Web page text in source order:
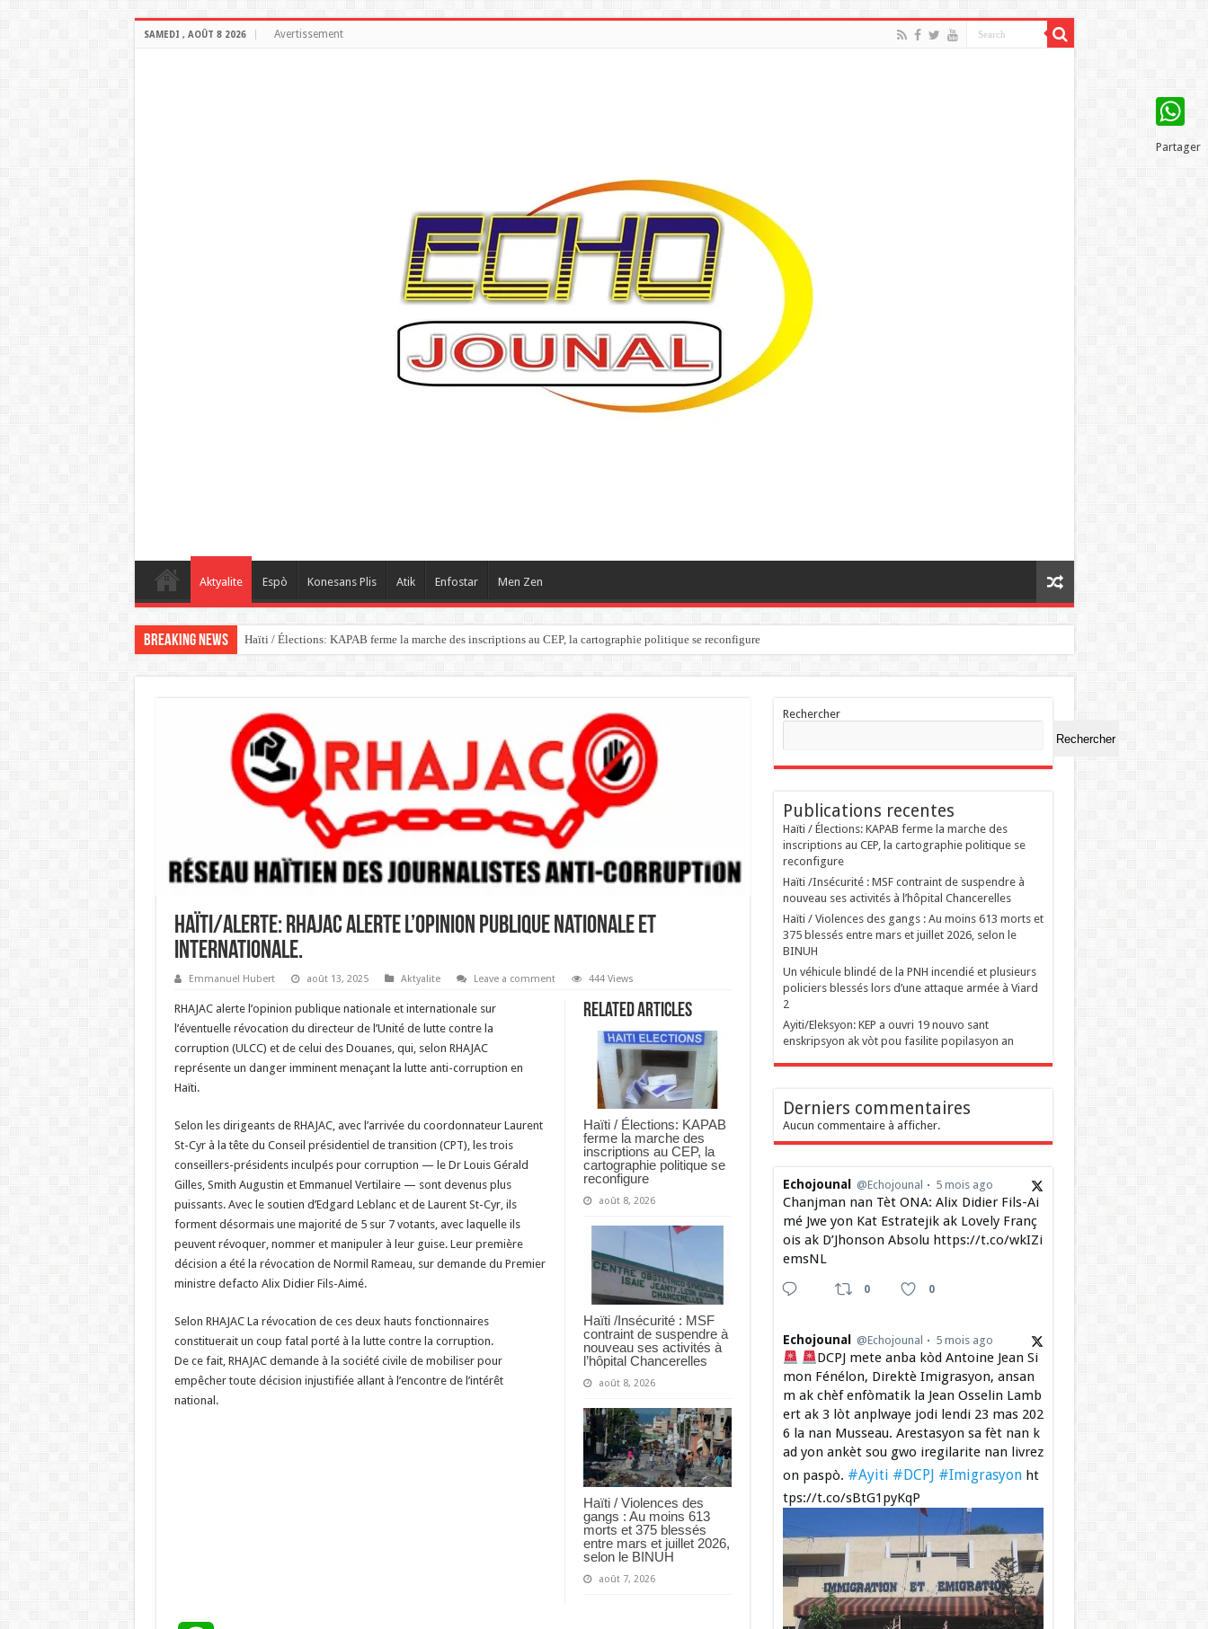
SAMEDI , AOÛT 8 2026 Avertissement
Aktyalite Espò Konesans Plis Atik Enfostar Men Zen
Breaking News Haïti / Élections: KAPAB ferme la marche des inscriptions au CEP, la cartographie politique se reconfigure
Haïti/Alerte: RHAJAC alerte l’opinion publique nationale et
internationale.
Emmanuel Hubert août 13, 2025 Aktyalite Leave a comment 444 Views
Related Articles
Haïti / Élections: KAPAB
ferme la marche des
inscriptions au CEP, la
cartographie politique se
reconfigure
août 8, 2026
Haïti /Insécurité : MSF
contraint de suspendre à
nouveau ses activités à
l’hôpital Chancerelles
août 8, 2026
Haïti / Violences des
gangs : Au moins 613
morts et 375 blessés
entre mars et juillet 2026,
selon le BINUH
août 7, 2026
RHAJAC alerte l’opinion publique nationale et internationale sur
l’éventuelle révocation du directeur de l’Unité de lutte contre la
corruption (ULCC) et de celui des Douanes, qui, selon RHAJAC
représente un danger imminent menaçant la lutte anti-corruption en
Haïti.
Selon les dirigeants de RHAJAC, avec l’arrivée du coordonnateur Laurent
St-Cyr à la tête du Conseil présidentiel de transition (CPT), les trois
conseillers-présidents inculpés pour corruption — le Dr Louis Gérald
Gilles, Smith Augustin et Emmanuel Vertilaire — sont devenus plus
puissants. Avec le soutien d’Edgard Leblanc et de Laurent St-Cyr, ils
forment désormais une majorité de 5 sur 7 votants, avec laquelle ils
peuvent révoquer, nommer et manipuler à leur guise. Leur première
décision a été la révocation de Normil Rameau, sur demande du Premier
ministre defacto Alix Didier Fils-Aimé.
Selon RHAJAC La révocation de ces deux hauts fonctionnaires
constituerait un coup fatal porté à la lutte contre la corruption.
De ce fait, RHAJAC demande à la société civile de mobiliser pour
empêcher toute décision injustifiée allant à l’encontre de l’intérêt
national.
Rechercher
Rechercher
Publications recentes
Haïti / Élections: KAPAB ferme la marche des
inscriptions au CEP, la cartographie politique se
reconfigure
Haïti /Insécurité : MSF contraint de suspendre à
nouveau ses activités à l’hôpital Chancerelles
Haïti / Violences des gangs : Au moins 613 morts et
375 blessés entre mars et juillet 2026, selon le
BINUH
Un véhicule blindé de la PNH incendié et plusieurs
policiers blessés lors d’une attaque armée à Viard
2
‎Ayiti/Eleksyon: KEP a ouvri 19 nouvo sant
enskripsyon ak vòt pou fasilite popilasyon an
Derniers commentaires
Aucun commentaire à afficher.
Echojounal @Echojounal 5 mois ago
Chanjman nan Tèt ONA: Alix Didier Fils-Ai
mé Jwe yon Kat Estratejik ak Lovely Franç
ois ak D’Jhonson Absolu https://t.co/wkIZi
emsNL
0 0
Echojounal @Echojounal 5 mois ago
DCPJ mete anba kòd Antoine Jean Si
mon Fénélon, Direktè Imigrasyon, ansan
m ak chèf enfòmatik la Jean Osselin Lamb
ert ak 3 lòt anplwaye jodi lendi 23 mas 202
6 la nan Musseau. Arestasyon sa fèt nan k
ad yon ankèt sou gwo iregilarite nan livrez
on paspò. #Ayiti #DCPJ #Imigrasyonht
tps://t.co/sBtG1pyKqP
WhatsApp
Partager